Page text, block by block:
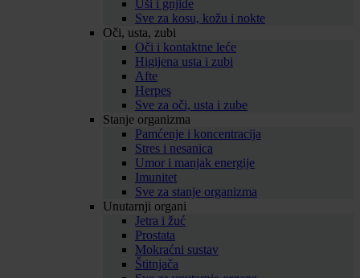
Uši i gnjide
Sve za kosu, kožu i nokte
Oči, usta, zubi
Oči i kontaktne leće
Higijena usta i zubi
Afte
Herpes
Sve za oči, usta i zube
Stanje organizma
Pamćenje i koncentracija
Stres i nesanica
Umor i manjak energije
Imunitet
Sve za stanje organizma
Unutarnji organi
Jetra i žuć
Prostata
Mokraćni sustav
Štitnjača